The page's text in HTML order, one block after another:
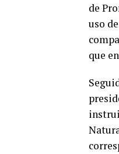
de
uso
que